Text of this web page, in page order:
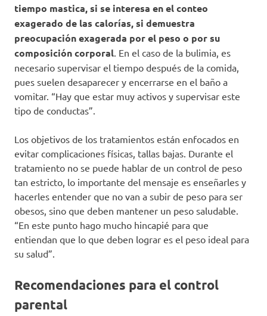
tiempo mastica, si se interesa en el conteo
exagerado de las calorías, si demuestra
preocupación exagerada por el peso o por su
composición corporal. En el caso de la bulimia, es
necesario supervisar el tiempo después de la comida,
pues suelen desaparecer y encerrarse en el baño a
vomitar. “Hay que estar muy activos y supervisar este
tipo de conductas”.
Los objetivos de los tratamientos están enfocados en
evitar complicaciones físicas, tallas bajas. Durante el
tratamiento no se puede hablar de un control de peso
tan estricto, lo importante del mensaje es enseñarles y
hacerles entender que no van a subir de peso para ser
obesos, sino que deben mantener un peso saludable.
“En este punto hago mucho hincapié para que
entiendan que lo que deben lograr es el peso ideal para
su salud”.
Recomendaciones para el control
parental